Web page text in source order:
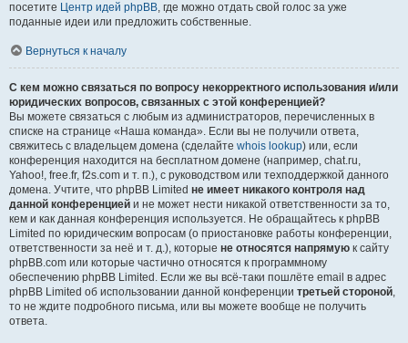
посетите Центр идей phpBB, где можно отдать свой голос за уже
поданные идеи или предложить собственные.
Вернуться к началу
С кем можно связаться по вопросу некорректного использования и/или
юридических вопросов, связанных с этой конференцией?
Вы можете связаться с любым из администраторов, перечисленных в
списке на странице «Наша команда». Если вы не получили ответа,
свяжитесь с владельцем домена (сделайте whois lookup) или, если
конференция находится на бесплатном домене (например, chat.ru,
Yahoo!, free.fr, f2s.com и т. п.), с руководством или техподдержкой данного
домена. Учтите, что phpBB Limited не имеет никакого контроля над
данной конференцией и не может нести никакой ответственности за то,
кем и как данная конференция используется. Не обращайтесь к phpBB
Limited по юридическим вопросам (о приостановке работы конференции,
ответственности за неё и т. д.), которые не относятся напрямую к сайту
phpBB.com или которые частично относятся к программному
обеспечению phpBB Limited. Если же вы всё-таки пошлёте email в адрес
phpBB Limited об использовании данной конференции третьей стороной,
то не ждите подробного письма, или вы можете вообще не получить
ответа.